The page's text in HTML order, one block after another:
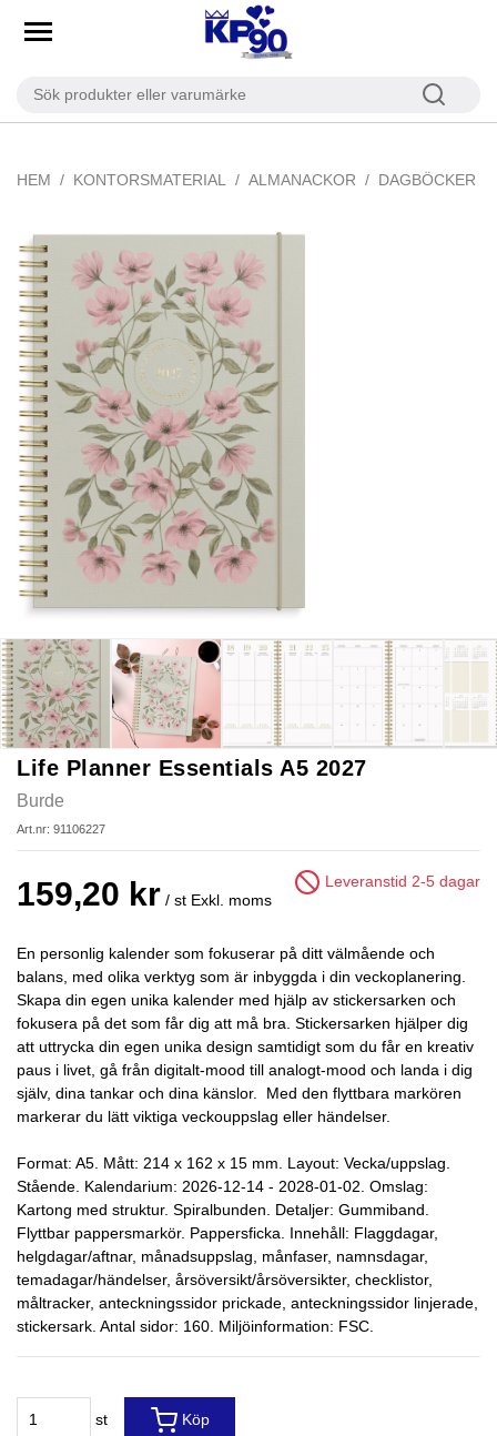
HEM KONTORSMATERIAL ALMANACKOR DAGBÖCKER
Life Planner Essentials A5 2027
Burde
Art.nr: 91106227
159,20 kr / st Exkl. moms
Leveranstid 2-5 dagar
En personlig kalender som fokuserar på ditt välmående och
balans, med olika verktyg som är inbyggda i din veckoplanering.
Skapa din egen unika kalender med hjälp av stickersarken och
fokusera på det som får dig att må bra. Stickersarken hjälper dig
att uttrycka din egen unika design samtidigt som du får en kreativ
paus i livet, gå från digitalt-mood till analogt-mood och landa i dig
själv, dina tankar och dina känslor. Med den flyttbara markören
markerar du lätt viktiga veckouppslag eller händelser.
Format: A5. Mått: 214 x 162 x 15 mm. Layout: Vecka/uppslag.
Stående. Kalendarium: 2026-12-14 - 2028-01-02. Omslag:
Kartong med struktur. Spiralbunden. Detaljer: Gummiband.
Flyttbar pappersmarkör. Pappersficka. Innehåll: Flaggdagar,
helgdagar/aftnar, månadsuppslag, månfaser, namnsdagar,
temadagar/händelser, årsöversikt/årsöversikter, checklistor,
måltracker, anteckningssidor prickade, anteckningssidor linjerade,
stickersark. Antal sidor: 160. Miljöinformation: FSC.
st Köp